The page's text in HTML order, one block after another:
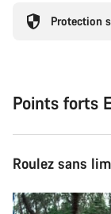
Protection
Points forts
Roulez sans